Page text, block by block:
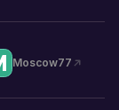
Moscow77